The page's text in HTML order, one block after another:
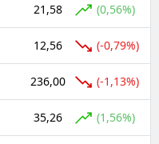
Kilis
Osmaniye
Düzce
21,58 (0,56%)
12,56 (-0,79%)
236,00 (-1,13%)
35,26 (1,56%)